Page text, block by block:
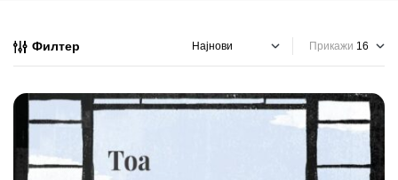
Филтер Прикажи